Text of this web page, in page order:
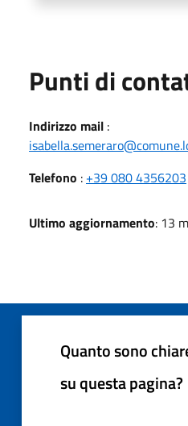
Punti di
Indirizzo mail :
Telefono : +39 080 4356203
Ultimo aggiornamento: 13
Quanto sono
su questa pagina?